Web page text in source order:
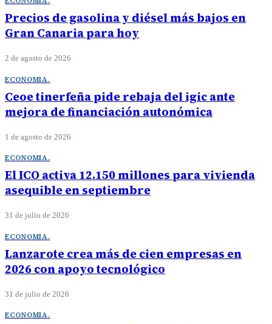
Precios de gasolina y diésel más bajos en
Gran Canaria para hoy
2 de agosto de 2026
ECONOMIA.
Ceoe tinerfeña pide rebaja del igic ante
mejora de financiación autonómica
1 de agosto de 2026
ECONOMIA.
El ICO activa 12.150 millones para vivienda
asequible en septiembre
31 de julio de 2026
ECONOMIA.
Lanzarote crea más de cien empresas en
2026 con apoyo tecnológico
31 de julio de 2026
ECONOMIA.